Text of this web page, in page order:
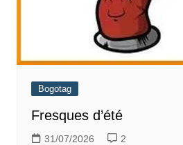
Bogotag
Fresques d’été
31/07/2026 2